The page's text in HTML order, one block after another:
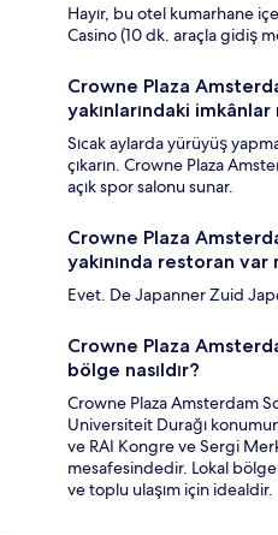
Hayır, bu otel kumarhane
Casino (10 dk. araçla gidiş
Crowne Plaza
yakınlarındaki
Sıcak aylarda yürüyüş
çıkarın. Crowne Plaza
açık spor salonu sunar.
Crowne Plaza
yakınında restoran var
Evet. De Japanner Zuid
Crowne Plaza
bölge nasıldır?
Crowne Plaza Amsterdam
Universiteit Durağı
ve RAI Kongre ve Sergi
mesafesindedir. Lokal
ve toplu ulaşım için idealdir.